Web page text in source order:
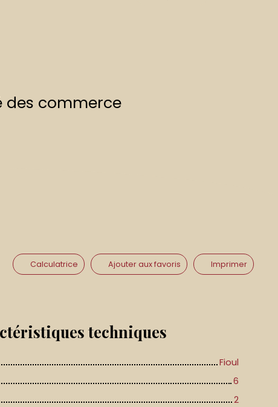
des commerce
Calculatrice Ajouter aux favoris Imprimer
techniques
Fioul
6
2